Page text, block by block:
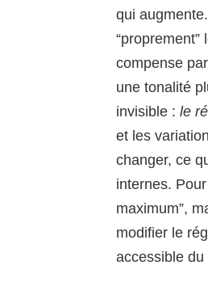
qui
compense
une tonalité
invisible : le
et les
changer, ce
internes.
maximum”,
modifier le
accessible